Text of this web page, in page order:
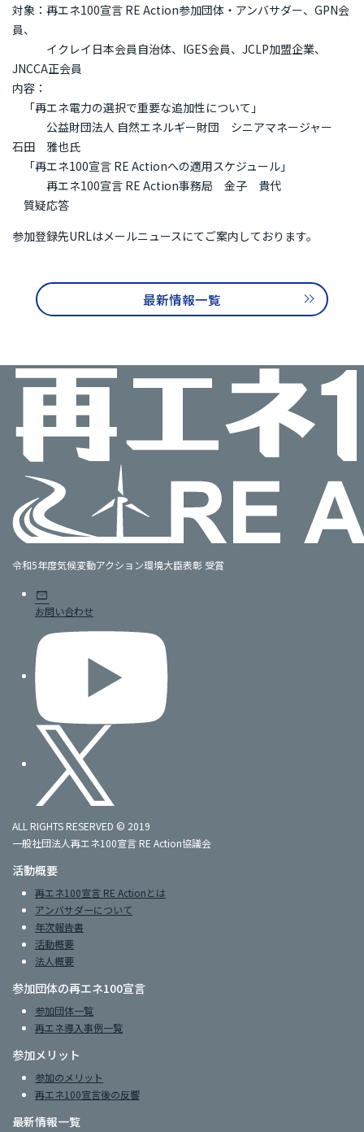
対象：再エネ100宣言 RE Action参加団体・アンバサダー、GPN会
員、
イクレイ日本会員自治体、IGES会員、JCLP加盟企業、
JNCCA正会員
内容：
「再エネ電力の選択で重要な追加性について」
公益財団法人 自然エネルギー財団 シニアマネージャー
石田 雅也氏
「再エネ100宣言 RE Actionへの適用スケジュール」
再エネ100宣言 RE Action事務局 金子 貴代
質疑応答
参加登録先URLはメールニュースにてご案内しております。
最新情報一覧
令和5年度気候変動アクション環境大臣表彰 受賞
mail
お問い合わせ
ALL RIGHTS RESERVED © 2019
一般社団法人再エネ100宣言 RE Action協議会
活動概要
再エネ100宣言 RE Actionとは
アンバサダーについて
年次報告書
活動概要
法人概要
参加団体の再エネ100宣言
参加団体一覧
再エネ導入事例一覧
参加メリット
参加のメリット
再エネ100宣言後の反響
最新情報一覧